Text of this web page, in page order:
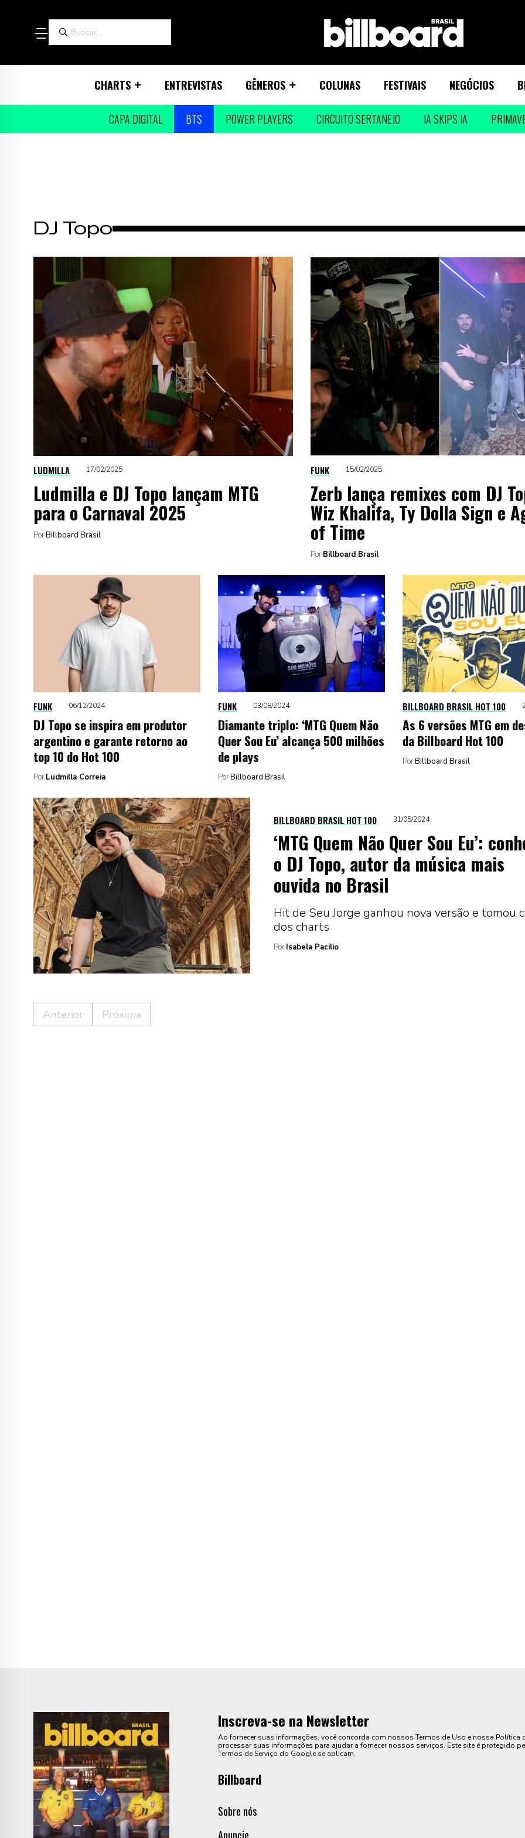
CHARTS ENTREVISTAS GÊNEROS COLUNAS FESTIVAIS NEGÓCIOS
CAPA DIGITAL BTS POWER PLAYERS CIRCUITO SERTANEJO IA SKIPS IA
DJ Topo
LUDMILLA 17/02/2025
Ludmilla e DJ Topo lançam MTG
para o Carnaval 2025
PorBillboard Brasil
FUNK 15/02/2025
Zerb lança remixes com DJ
Wiz Khalifa, Ty Dolla Sign e
of Time
Por Billboard Brasil
FUNK 06/12/2024
DJ Topo se inspira em produtor
argentino e garante retorno ao
top 10 do Hot 100
Por Ludmilla Correia
FUNK 03/08/2024
Diamante triplo: ‘MTG Quem Não
Quer Sou Eu’ alcança 500 milhões
de plays
PorBillboard Brasil
BILLBOARD BRASIL HOT 100
As 6 versões MTG em
da Billboard Hot 100
PorBillboard Brasil
BILLBOARD BRASIL HOT 100 31/05/2024
‘MTG Quem Não Quer Sou Eu’:
o DJ Topo, autor da música mais
ouvida no Brasil
Hit de Seu Jorge ganhou nova versão e tomou
dos charts
Por Isabela Pacilio
Anterior Próxima
Inscreva-se na Newsletter
Ao fornecer suas informações, você concorda com nossos Termos de Uso e nossa
processar suas informações para ajudar a fornecer nossos serviços. Este site é protegido
Termos de Serviço do Google se aplicam.
Billboard
Sobre nós